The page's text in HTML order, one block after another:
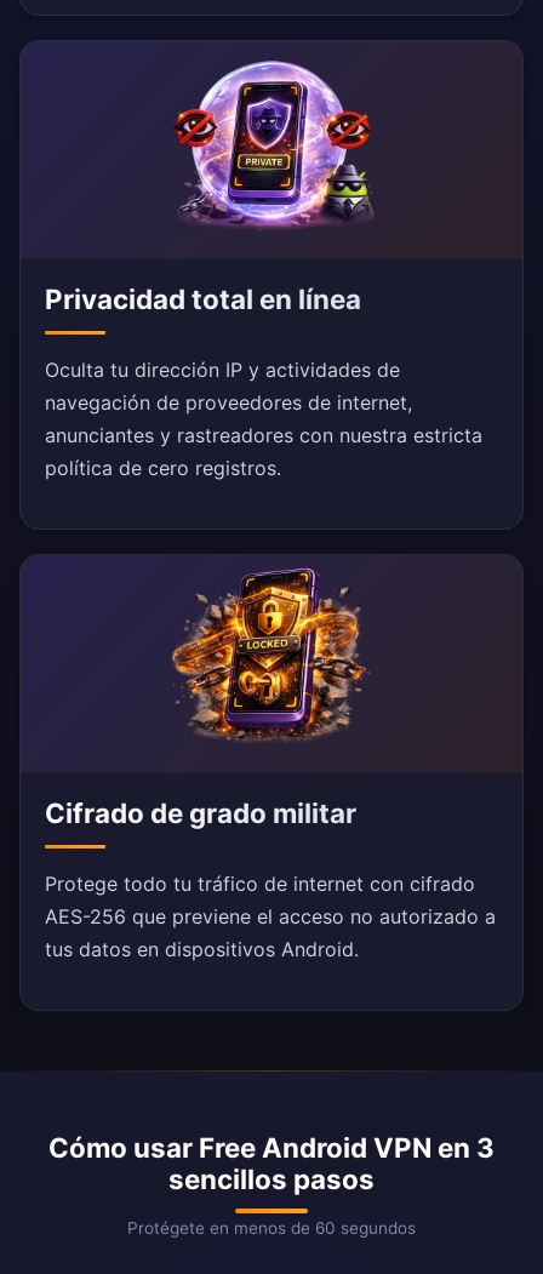
Privacidad total en línea
Oculta tu dirección IP y actividades de
navegación de proveedores de internet,
anunciantes y rastreadores con nuestra estricta
política de cero registros.
Cifrado de grado militar
Protege todo tu tráfico de internet con cifrado
AES-256 que previene el acceso no autorizado a
tus datos en dispositivos Android.
Cómo usar Free Android VPN en 3
sencillos pasos
Protégete en menos de 60 segundos